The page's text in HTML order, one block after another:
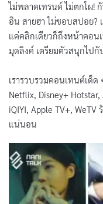
ไม่พลาดเทรนด์ ไม่ตกโผ!
อิน สายฮา ไม่ชอบสปอย?
แค่คลิกเดียวก็ถึงหน้าคอน
มุดลิงค์ เตรียมตัวสนุกไป
เรารวบรวมคอนเทนต์เด็
Netflix, Disney+ Hotstar,
iQIYI, Apple TV+, WeTV
แน่นอน